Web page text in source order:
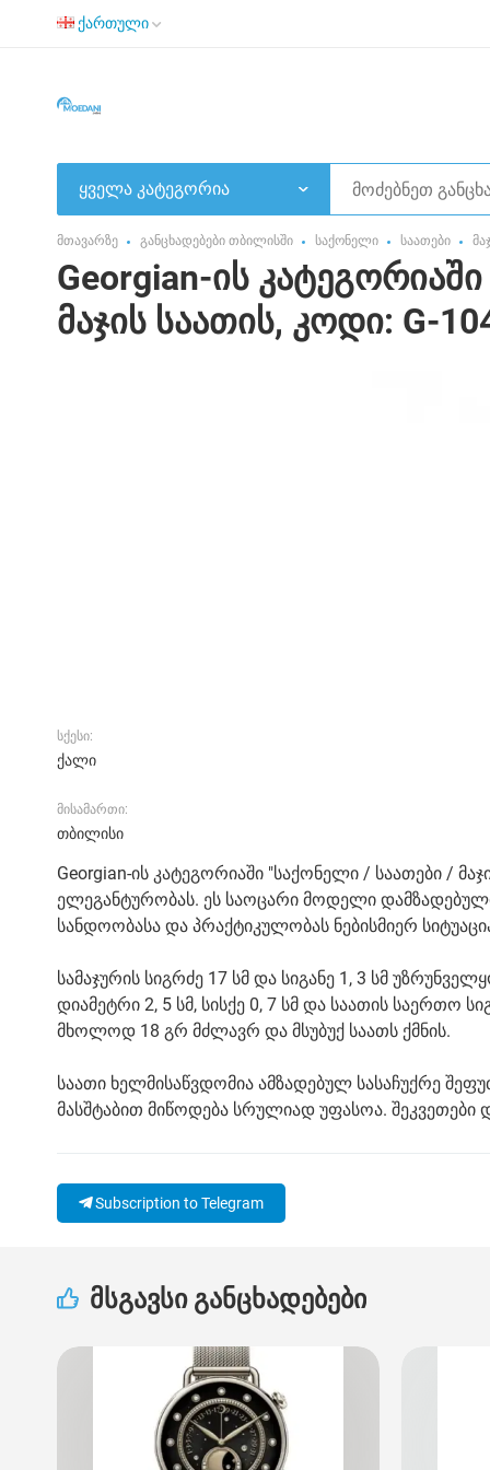
ქართული
ყველა კატეგორია
მთავარზე განცხადებები თბილისში საქონელი საათები
Georgian-ის
მაჯის საათის, კოდი: G-
სქესი:
ქალი
მისამართი:
თბილისი
Georgian-ის კატეგორიაში "საქონელი / საათები /
ელეგანტურობას. ეს საოცარი მოდელი
სანდოობასა და პრაქტიკულობას ნებისმიერ
სამაჯურის სიგრძე 17 სმ და სიგანე 1, 3 სმ
დიამეტრი 2, 5 სმ, სისქე 0, 7 სმ და საათის საერთო
მხოლოდ 18 გრ მძლავრ და მსუბუქ საათს ქმნის.
საათი ხელმისაწვდომია ამზადებულ სასაჩუქრე
მასშტაბით მიწოდება სრულიად უფასოა. შეკვეთები
Subscription to Telegram
მსგავსი განცხადებები